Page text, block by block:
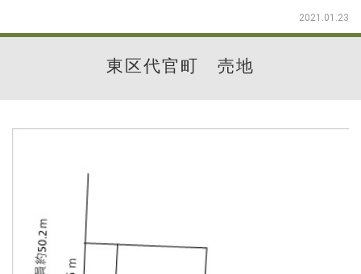
2021.01.23
東区代官町 売地